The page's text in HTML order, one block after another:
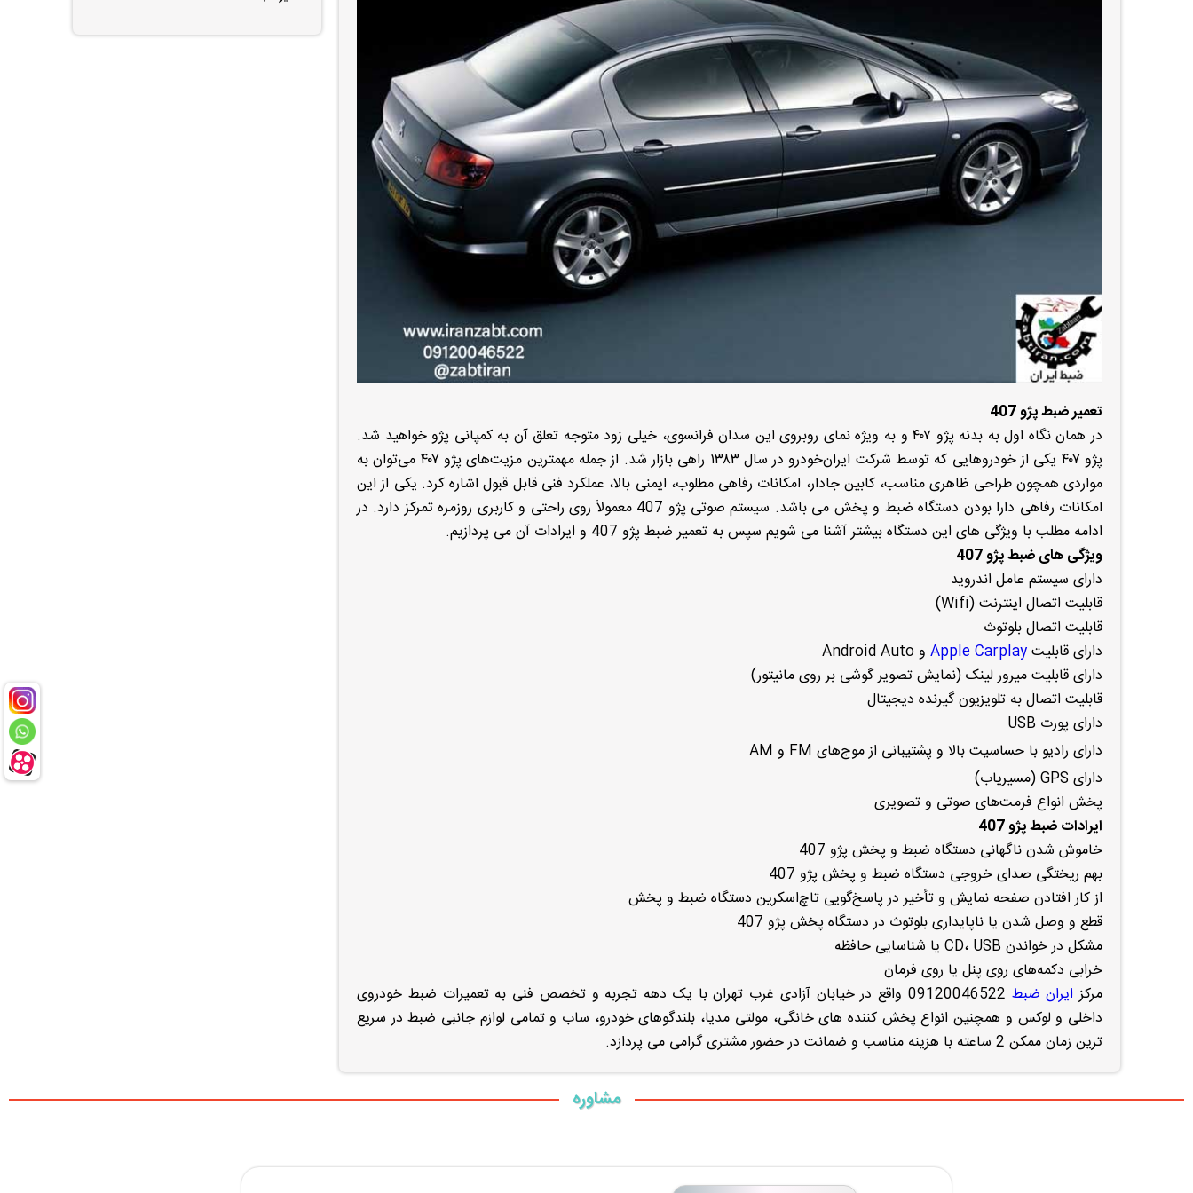
تعمیر ضبط پژو 407
در همان نگاه اول به بدنه پژو ۴۰۷ و به ویژه نمای روبروی این سدان فرانسوی، خیلی زود متوجه تعلق آن به کمپانی پژو خواهید شد.
پژو ۴۰۷ یکی از خودروهایی که توسط شرکت ایران‌خودرو در سال ۱۳۸۳ راهی بازار شد. از جمله مهمترین مزیت‌های پژو ۴۰۷ می‌توان به
مواردی همچون طراحی ظاهری مناسب، کابین جادار، امکانات رفاهی مطلوب، ایمنی بالا، عملکرد فنی قابل قبول اشاره کرد. یکی از این
امکانات رفاهی دارا بودن دستگاه ضبط و پخش می باشد. سیستم صوتی پژو 407 معمولاً روی راحتی و کاربری روزمره تمرکز دارد. در
ادامه مطلب با ویژگی های این دستگاه بیشتر آشنا می شویم سپس به تعمیر ضبط پژو 407 و ایرادات آن می پردازیم.
ویژگی های ضبط پژو 407
دارای سیستم عامل اندروید
قابلیت اتصال اینترنت (Wifi)
قابلیت اتصال بلوتوث
دارای قابلیتApple Carplay و Android Auto
دارای قابلیت میرور لینک (نمایش تصویر گوشی بر روی مانیتور)
قابلیت اتصال به تلویزیون گیرنده دیجیتال
دارای پورت USB
دارای رادیو با حساسیت بالا و پشتیبانی از موج‌های FM و AM
دارای GPS (مسیریاب)
پخش انواع فرمت‌های صوتی و تصویری
ایرادات ضبط پژو 407
خاموش شدن ناگهانی دستگاه ضبط و پخش پژو 407
بهم ریختگی صدای خروجی دستگاه ضبط و پخش پژو 407
از کار افتادن صفحه نمایش و تأخیر در پاسخ‌گویی تاچ‌اسکرین دستگاه ضبط و پخش
قطع و وصل شدن یا ناپایداری بلوتوث در دستگاه پخش پژو 407
مشکل در خواندن CD، USB یا شناسایی حافظه
خرابی دکمه‌های روی پنل یا روی فرمان
مرکز ایران ضبط
09120046522 واقع در خیابان آزادی غرب تهران با یک دهه تجربه و تخصص فنی به تعمیرات ضبط خودروی
داخلی و لوکس و همچنین انواع پخش کننده های خانگی، مولتی مدیا، بلندگوهای خودرو، ساب و تمامی لوازم جانبی ضبط در سریع
ترین زمان ممکن 2 ساعته با هزینه مناسب و ضمانت در حضور مشتری گرامی می پردازد.
مشاوره